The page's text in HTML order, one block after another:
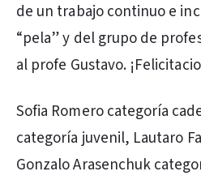
de un trabajo continuo e
“pela” y del grupo de
al profe Gustavo.
Sofia Romero categoría
categoría juvenil, Lautaro
Gonzalo Arasenchuk